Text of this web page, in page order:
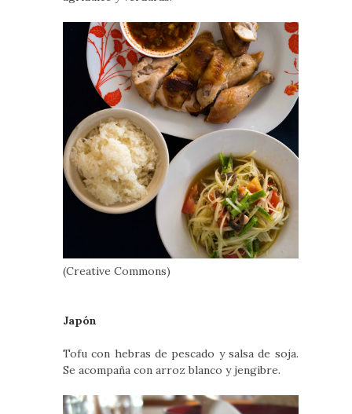
(Creative Commons)
Japón
Tofu con hebras de pescado y salsa de soja.
Se acompaña con arroz blanco y jengibre.